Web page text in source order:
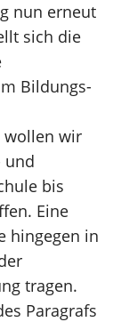
nun erneut
sich die
Bildungs-
wollen wir
und
bis
Eine
hingegen in
tragen.
Paragrafs